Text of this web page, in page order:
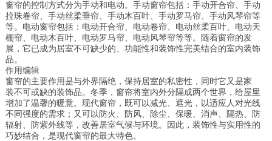
窗帘的控制方式分为手动和电动。手动窗帘包括：手动开合帘、手动
拉珠卷帘、手动丝柔垂帘、手动木百叶、手动罗马帘、手动风琴帘等
等。电动窗帘包括：电动开合帘、电动卷帘、电动丝柔百叶、电动天
棚帘、电动木百叶、电动罗马帘、电动风琴帘等等。随着窗帘的发
展，它已成为居室不可缺少的、功能性和装饰性完美结合的室内装饰
品。
作用编辑
窗帘的主要作用是与外界隔绝，保持居室的私密性，同时它又是家
装不可或缺的装饰品。冬季，窗帘将室内外分隔成两个世界，给屋里
增加了温馨的暖意。现代窗帘，既可以减光、遮光，以适应人对光线
不同强度的需求；又可以防火、防风、除尘、保暖、消声、隔热、防
辐射、防紫外线等，改善居室气候与环境。因此，装饰性与实用性的
巧妙结合，是现代窗帘的最大特色。